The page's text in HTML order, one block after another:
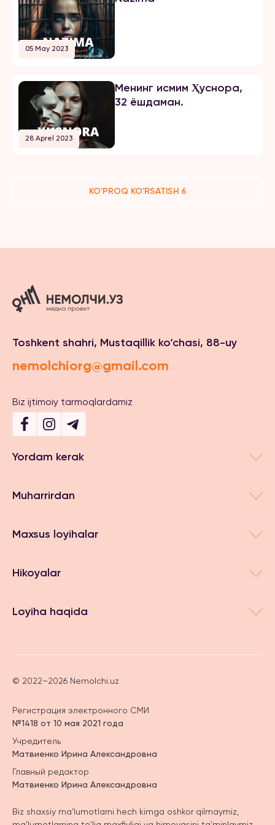
05 May 2023
28 Aprel 2023
Менинг исмим Ҳуснора,
32 ёшдаман.
KO'PROQ KO'RSATISH 6
Toshkent shahri, Mustaqillik ko‘chasi, 88-uy
nemolchiorg@gmail.com
Biz ijtimoiy tarmoqlardamiz
Yordam kerak
Muharrirdan
Maxsus loyihalar
Hikoyalar
Loyiha haqida
© 2022–2026 Nemolchi.uz
Регистрация электронного СМИ
№1418 от 10 мая 2021 года
Учредитель
Матвиенко Ирина Александровна
Главный редактор
Матвиенко Ирина Александровна
Biz shaxsiy ma'lumotlarni hech kimga oshkor qilmaymiz,